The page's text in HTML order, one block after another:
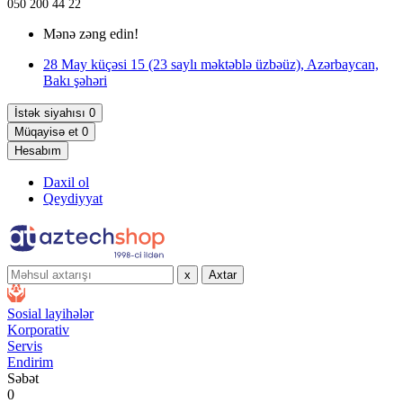
050 200 44 22
Mənə zəng edin!
28 May küçəsi 15 (23 saylı məktəblə üzbəüz), Azərbaycan,
Bakı şəhəri
İstək siyahısı 0
Müqayisə et 0
Hesabım
Daxil ol
Qeydiyyat
x Axtar
Sosial layihələr
Korporativ
Servis
Endirim
Səbət
0